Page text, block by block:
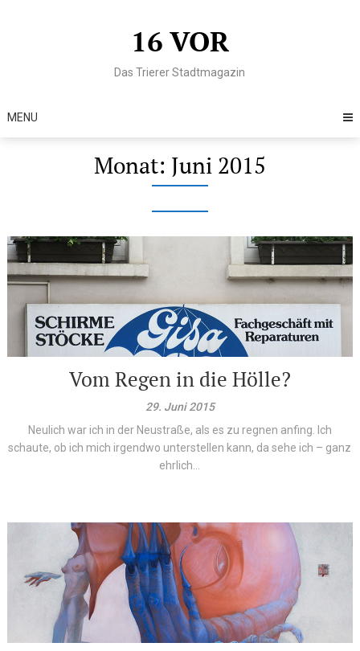
16 VOR
Das Trierer Stadtmagazin
MENU
Monat: Juni 2015
Vom Regen in die Hölle?
29. Juni 2015
Neulich war ich in der Neustraße, als es zu regnen anfing. Ich
schaute, ob ich mich irgendwo unterstellen kann, da sehe ich – ganz
ehrlich...